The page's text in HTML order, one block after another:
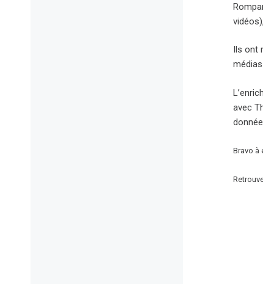
Ils ont
médias.
avec
Bravo à